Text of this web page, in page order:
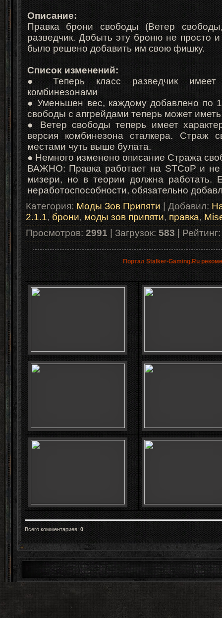
Описание:
Правка брони свободы (Ветер
разведчик. Добыть эту броню не просто
было решено добавить им свою фишку.
Список изменений:
● Теперь класс разведчик имеет
комбинезонами
● Уменьшен вес, каждому добавлено по
свободы с апгрейдами теперь может
● Ветер свободы теперь имеет
версия комбинезона сталкера. Страж
местами чуть выше булата.
● Немного изменено описание Стража
ВАЖНО: Правка работает на STCoP и не
мизери, но в теории должна работать.
неработоспособности, обязательно
Категория: Моды Зов Припяти |Добавил:
2.1.1,брони,моды зов припяти, правка,
Просмотров:2991|Загрузок: 583|Рейтинг
Портал Stalker-Gaming.Ru
Всего комментариев: 0